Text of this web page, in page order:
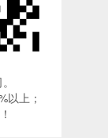
上；